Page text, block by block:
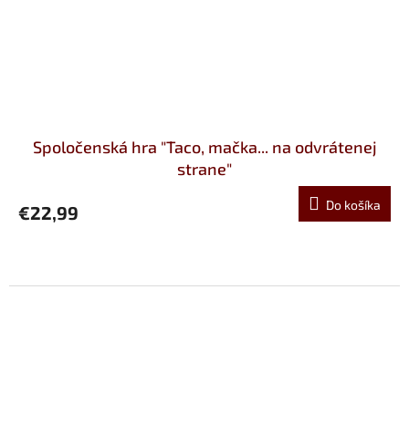
Spoločenská hra "Taco, mačka... na odvrátenej
strane"
€22,99 Do košíka